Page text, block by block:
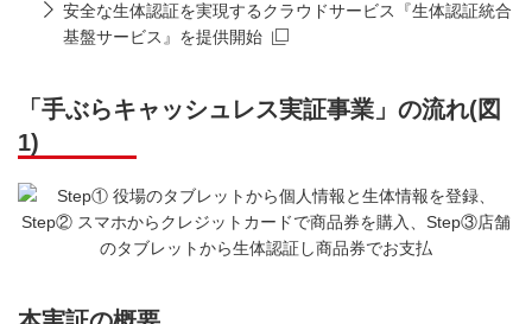
安全な生体認証を実現するクラウドサービス『生体認証統合
基盤サービス』を提供開始
「手ぶらキャッシュレス実証事業」の流れ(図
1)